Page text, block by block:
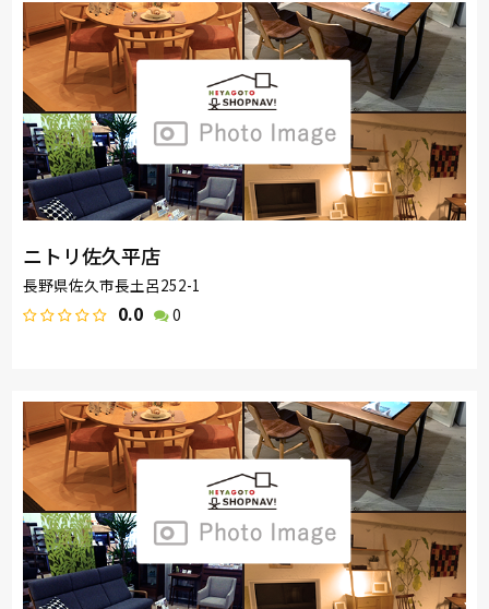
ニトリ佐久平店
長野県佐久市長土呂252-1
0.0 0